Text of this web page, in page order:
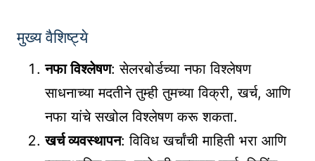
मुख्य वैशिष्ट्ये
नफा विश्लेषण: सेलरबोर्डच्या नफा विश्लेषण
साधनाच्या मदतीने तुम्ही तुमच्या विक्री, खर्च, आणि
नफा यांचे सखोल विश्लेषण करू शकता.
खर्च व्यवस्थापन: विविध खर्चांची माहिती भरा आणि